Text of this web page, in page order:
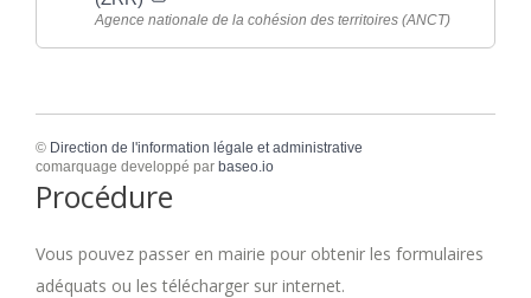
Agence nationale de la cohésion des territoires (ANCT)
© Direction de l'information légale et administrative
comarquage developpé par baseo.io
Procédure
Vous pouvez passer en mairie pour obtenir les formulaires
adéquats ou les télécharger sur internet.